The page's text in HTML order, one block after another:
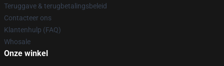
Teruggave & terugbetalingsbeleid
Contacteer ons
Klantenhulp (FAQ)
Whosale
Onze winkel